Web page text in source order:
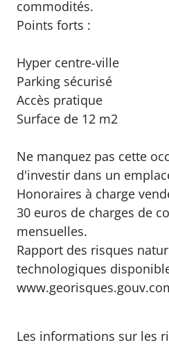
commodités.
Points forts :
Hyper centre-ville
Parking sécurisé
Accès pratique
Surface de 12 m2
Ne manquez pas cette
d'investir dans un
Honoraires à charge
30 euros de charges de
mensuelles.
Rapport des risques
technologiques
Les informations sur les